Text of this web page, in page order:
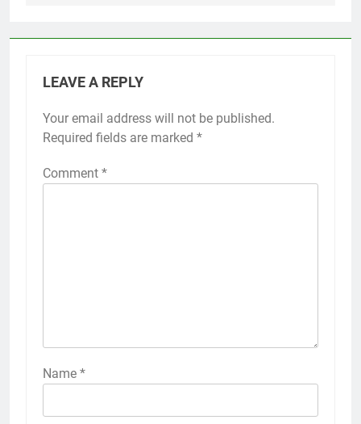
LEAVE A REPLY
Your email address will not be published.
Required fields are marked *
Comment *
Name *